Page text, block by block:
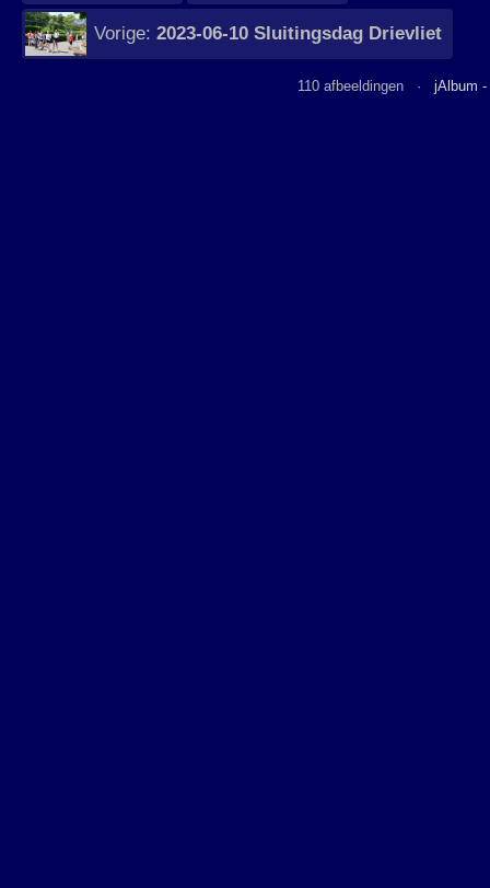
Vorige: 2023-06-10 Sluitingsdag Drievliet
110 afbeeldingen ·jAlbum